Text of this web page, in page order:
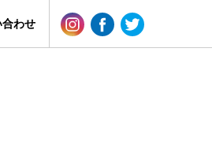
合わせ